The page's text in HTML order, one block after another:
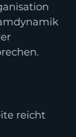
reicht